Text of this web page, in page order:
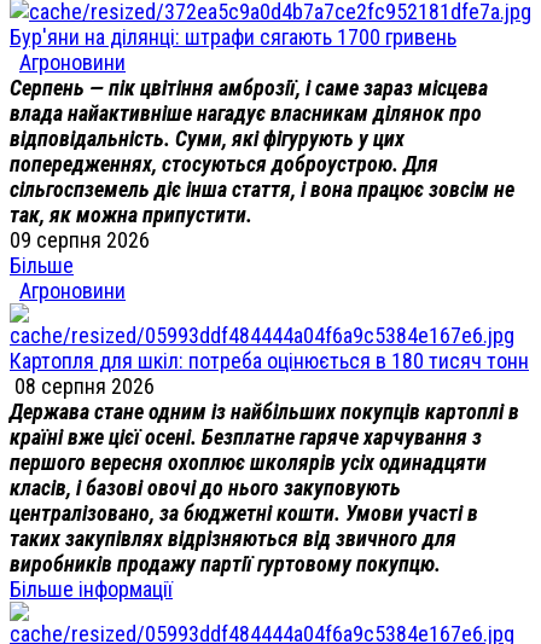
Бур'яни на ділянці: штрафи сягають 1700 гривень
Агроновини
Серпень — пік цвітіння амброзії, і саме зараз місцева
влада найактивніше нагадує власникам ділянок про
відповідальність. Суми, які фігурують у цих
попередженнях, стосуються доброустрою. Для
сільгоспземель діє інша стаття, і вона працює зовсім не
так, як можна припустити.
09 серпня 2026
Більше
Агроновини
Картопля для шкіл: потреба оцінюється в 180 тисяч тонн
08 серпня 2026
Держава стане одним із найбільших покупців картоплі в
країні вже цієї осені. Безплатне гаряче харчування з
першого вересня охоплює школярів усіх одинадцяти
класів, і базові овочі до нього закуповують
централізовано, за бюджетні кошти. Умови участі в
таких закупівлях відрізняються від звичного для
виробників продажу партії гуртовому покупцю.
Більше інформації